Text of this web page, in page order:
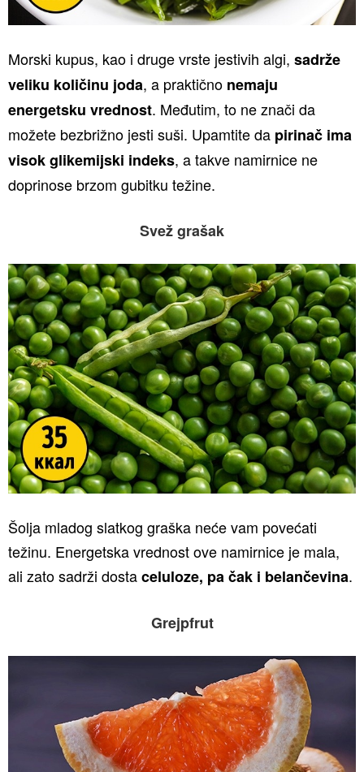
Morski kupus, kao i druge vrste jestivih algi, sadrže
veliku količinu joda, a praktično nemaju
energetsku vrednost. Međutim, to ne znači da
možete bezbrižno jesti suši. Upamtite da pirinač ima
visok glikemijski indeks, a takve namirnice ne
doprinose brzom gubitku težine.
Svež grašak
Šolja mladog slatkog graška neće vam povećati
težinu. Energetska vrednost ove namirnice je mala,
ali zato sadrži dostaceluloze, pa čak i belančevina.
Grejpfrut